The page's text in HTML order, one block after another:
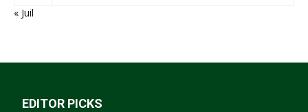
« Juil
EDITOR PICKS